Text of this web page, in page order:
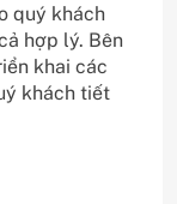
quý khách
hợp lý. Bên
khai các
khách tiết